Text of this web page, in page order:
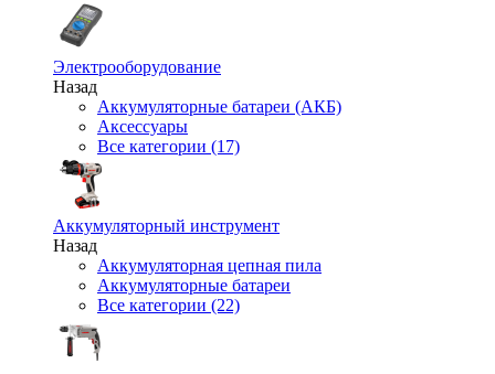
Электрооборудование
Назад
Аккумуляторные батареи (АКБ)
Аксессуары
Все категории (17)
Аккумуляторный инструмент
Назад
Аккумуляторная цепная пила
Аккумуляторные батареи
Все категории (22)